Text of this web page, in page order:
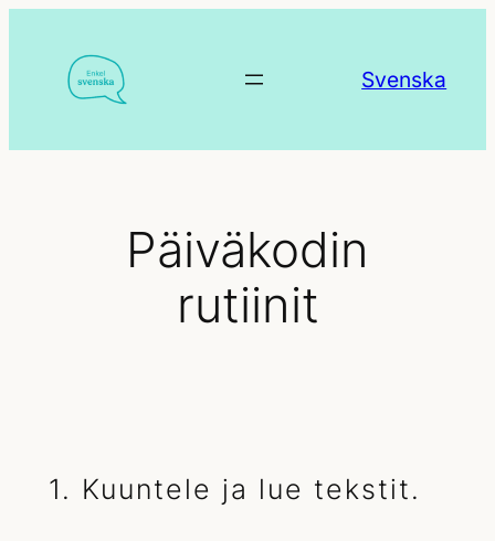
sisältöön
Svenska
Päiväkodin
rutiinit
1. Kuuntele ja lue tekstit.